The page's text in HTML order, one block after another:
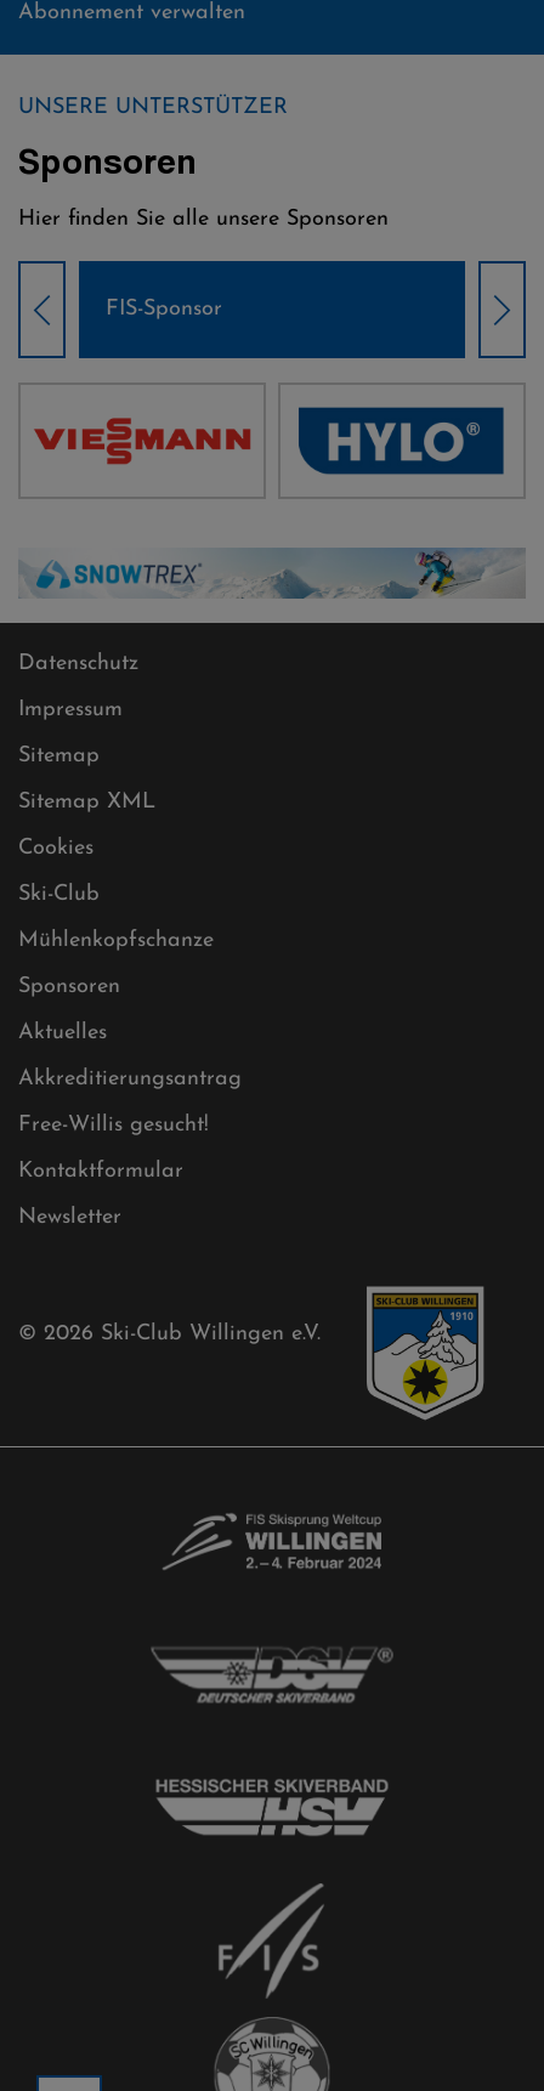
Abonnement verwalten
UNSERE UNTERSTÜTZER
Sponsoren
Hier finden Sie alle unsere Sponsoren
Weltcup-Sponsoren Damen
Datenschutz
Impressum
Sitemap
Sitemap XML
Cookies
Ski-Club
Mühlenkopfschanze
Sponsoren
Aktuelles
Ski-Club Willingen e.V.